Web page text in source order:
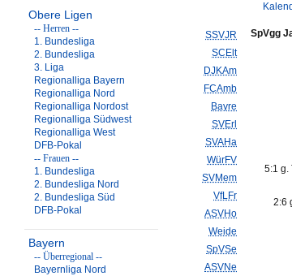
Obere Ligen
-- Herren --
1. Bundesliga
2. Bundesliga
3. Liga
Regionalliga Bayern
Regionalliga Nord
Regionalliga Nordost
Regionalliga Südwest
Regionalliga West
DFB-Pokal
-- Frauen --
1. Bundesliga
2. Bundesliga Nord
2. Bundesliga Süd
DFB-Pokal
Bayern
-- Überregional --
Bayernliga Nord
SSVJR
SCElt
DJKAm
FCAmb
Bayre
SVErl
SVAHa
WürFV
SVMem
VfLFr
ASVHo
Weide
SpVSe
ASVNe
SpVgg
5:1 g.
2:6